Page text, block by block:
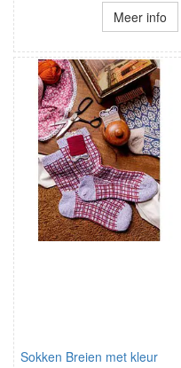
Meer info
Sokken Breien met kleur